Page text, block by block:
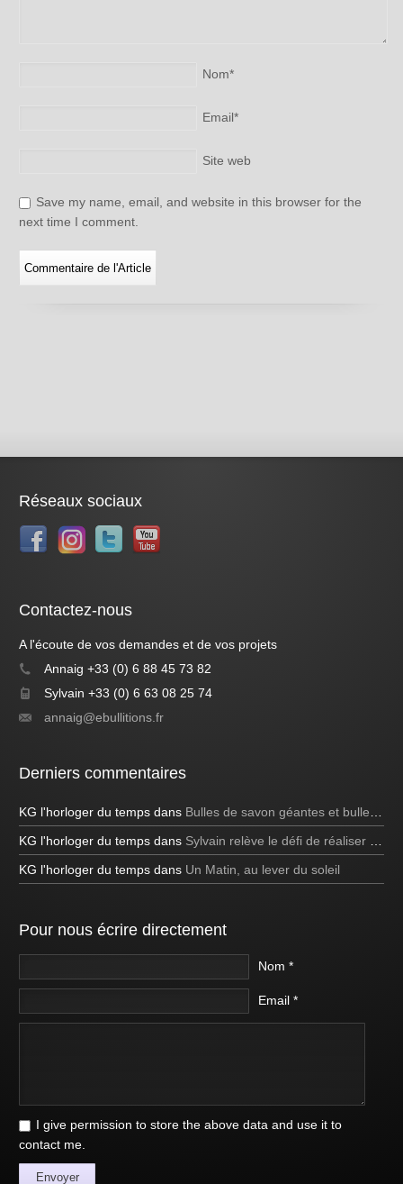
Nom*
Email*
Site web
Save my name, email, and website in this browser for the
next time I comment.
Réseaux sociaux
Contactez-nous
A l'écoute de vos demandes et de vos projets
Annaig +33 (0) 6 88 45 73 82
Sylvain +33 (0) 6 63 08 25 74
annaig@ebullitions.fr
Derniers commentaires
KG l'horloger du temps dans Bulles de savon géantes et bulles bleues
KG l'horloger du temps dans Sylvain relève le défi de réaliser une bulle de savon carrée à la télévision!
KG l'horloger du temps dans Un Matin, au lever du soleil
Pour nous écrire directement
Nom *
Email *
I give permission to store the above data and use it to
contact me.
Envoyer